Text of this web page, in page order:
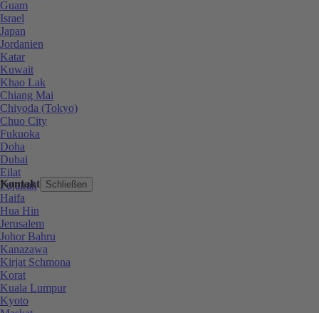
Kontakt Schließen
Guam
Israel
Japan
Jordanien
Katar
Kuwait
Khao Lak
Chiang Mai
Chiyoda (Tokyo)
Chuo City
Fukuoka
Doha
Dubai
Eilat
Fujairah
Haifa
Hua Hin
Jerusalem
Johor Bahru
Kanazawa
Kirjat Schmona
Korat
Kuala Lumpur
Kyoto